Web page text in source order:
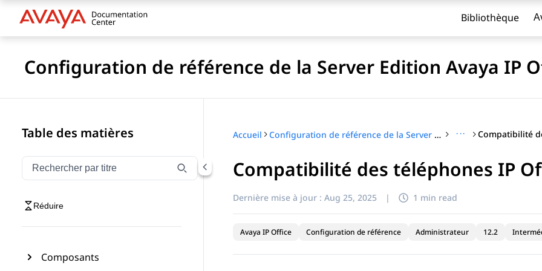
Bibliothèque
Configuration de référence de la Server Edition Avaya IP
Table des matières
Filtrer la navigation par titre
Saisissez pour filtrer les éléments de navigation par titre
Réduire
Composants
Accueil Configuration de référence de la Server Edition Avaya IP Office™ Platform ···
Compatibilité des téléphones IP
Dernière mise à jour : Aug 25, 2025 | 1 min read
Avaya IP Office Configuration de référence Administrateur 12.2